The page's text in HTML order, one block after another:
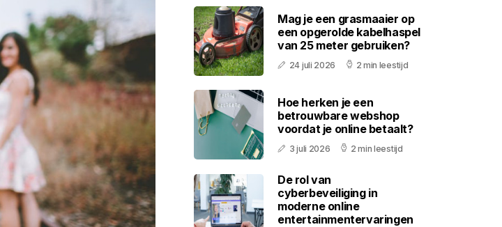
Mag je een grasmaaier op
een opgerolde kabelhaspel
van 25 meter gebruiken?
24 juli 2026 2 min leestijd
Hoe herken je een
betrouwbare webshop
voordat je online betaalt?
3 juli 2026 2 min leestijd
De rol van
cyberbeveiliging in
moderne online
entertainmentervaringen